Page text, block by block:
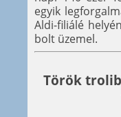
egyik
Aldi-filiálé
bolt üzemel.
Török